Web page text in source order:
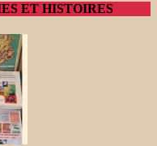
ET HISTOIRES